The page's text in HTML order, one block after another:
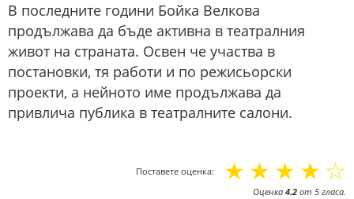
В последните години Бойка Велкова
продължава да бъде активна в театралния
живот на страната. Освен че участва в
постановки, тя работи и по режисьорски
проекти, а нейното име продължава да
привлича публика в театралните салони.
Поставете оценка: ☆
☆
☆
☆
☆
Оценка 4.2 от 5 гласа.